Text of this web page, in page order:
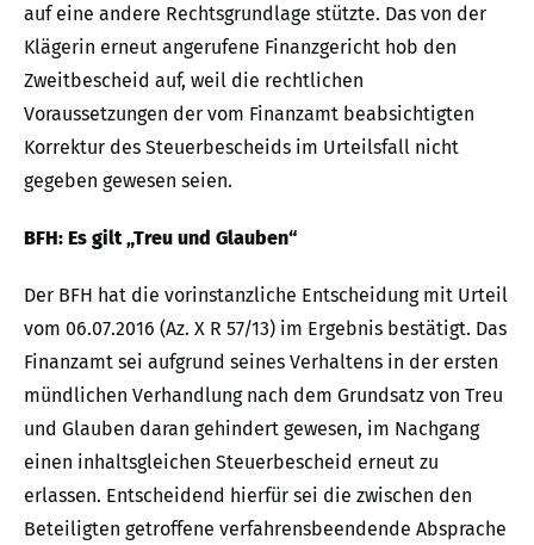
auf eine andere Rechtsgrundlage stützte. Das von der
Klägerin erneut angerufene Finanzgericht hob den
Zweitbescheid auf, weil die rechtlichen
Voraussetzungen der vom Finanzamt beabsichtigten
Korrektur des Steuerbescheids im Urteilsfall nicht
gegeben gewesen seien.
BFH: Es gilt „Treu und Glauben“
Der BFH hat die vorinstanzliche Entscheidung mit Urteil
vom 06.07.2016 (Az. X R 57/13) im Ergebnis bestätigt. Das
Finanzamt sei aufgrund seines Verhaltens in der ersten
mündlichen Verhandlung nach dem Grundsatz von Treu
und Glauben daran gehindert gewesen, im Nachgang
einen inhaltsgleichen Steuerbescheid erneut zu
erlassen. Entscheidend hierfür sei die zwischen den
Beteiligten getroffene verfahrensbeendende Absprache